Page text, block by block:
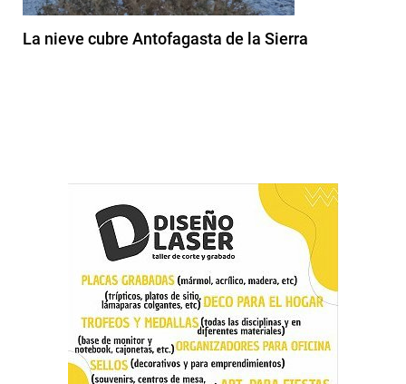
La nieve cubre Antofagasta de la Sierra